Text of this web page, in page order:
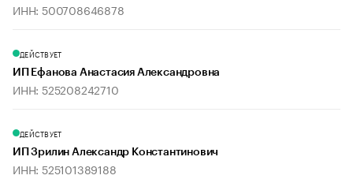
ИНН: 500708646878
ДЕЙСТВУЕТ
ИП Ефанова Анастасия Александровна
ИНН: 525208242710
ДЕЙСТВУЕТ
ИП Зрилин Александр Константинович
ИНН: 525101389188